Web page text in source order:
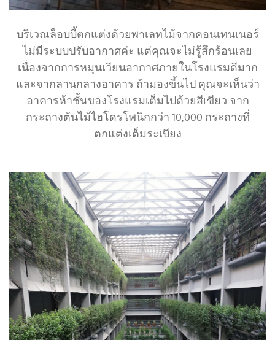
บริเวณล็อบบี้ตกแต่งด้วยพาเลทไม้จากคอนเทนเนอร์
ไม่มีระบบปรับอากาศค่ะ แต่คุณจะไม่รู้สึกร้อนเลย
เนื่องจากการหมุนเวียนอากาศภายในโรงแรมดีมาก
และจากลานกลางอาคาร ถ้ามองขึ้นไป คุณจะเห็นว่า
อาคารห้าชั้นของโรงแรมเต็มไปด้วยสีเขียว จาก
กระถางต้นไม้ไฮโดรโพนิกกว่า 10,000 กระถางที่
ตกแต่งเต็มระเบียง